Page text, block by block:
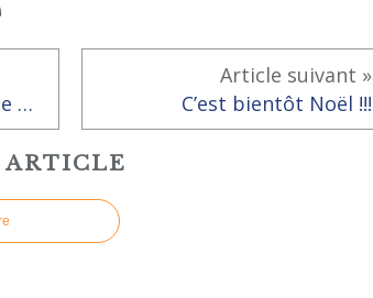
Information : Réveillon de Noël
Article suivant »
C’est bientôt Noël !!!
ARTICLE